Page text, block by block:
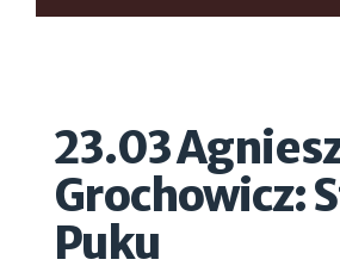
23.03
Grochowicz:
Puku